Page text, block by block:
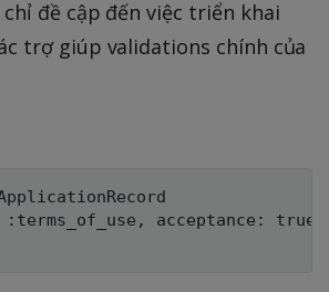
đề cập đến việc triển khai
trợ giúp validations chính của
acceptance: true